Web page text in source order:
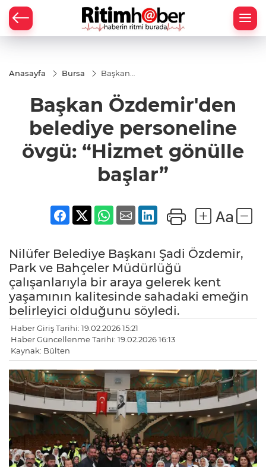
Anasayfa Bursa
Başkan
belediye
personeline
övgü:
gönülle
başlar”
Başkan Özdemir'den
belediye personeline
övgü: “Hizmet gönülle
başlar”
Nilüfer Belediye Başkanı Şadi Özdemir,
Park ve Bahçeler Müdürlüğü
çalışanlarıyla bir araya gelerek kent
yaşamının kalitesinde sahadaki emeğin
belirleyici olduğunu söyledi.
Haber Giriş Tarihi: 19.02.2026 15:21
Haber Güncellenme Tarihi: 19.02.2026 16:13
Kaynak: Bülten